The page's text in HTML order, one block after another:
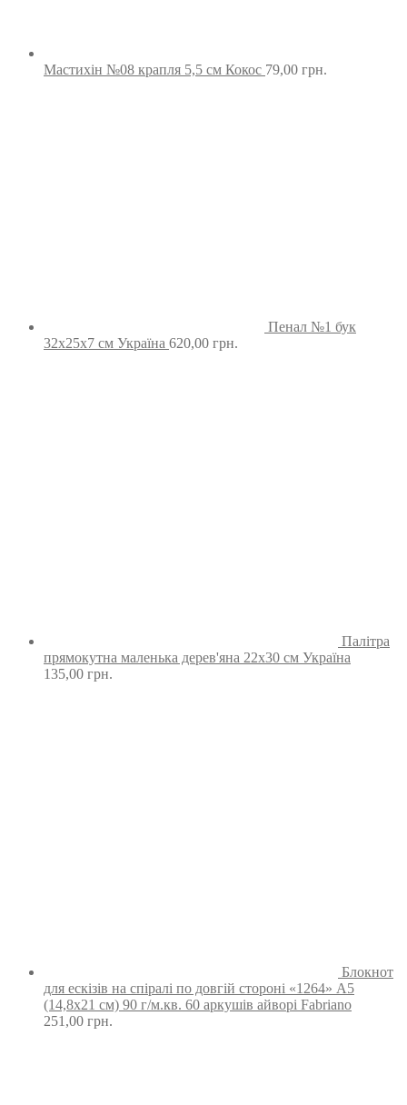
Мастихін №08 крапля 5,5 см Кокос 79,00 грн.
Пенал №1 бук
32х25х7 см Україна 620,00 грн.
Палітра
прямокутна маленька дерев'яна 22х30 см Україна
135,00 грн.
Блокнот
для ескізів на спіралі по довгій стороні «1264» А5
(14,8х21 см) 90 г/м.кв. 60 аркушів айворі Fabriano
251,00 грн.